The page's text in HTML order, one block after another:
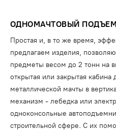
ОДНОМАЧТОВЫЙ
Простая и, в то же время,
предлагаем изделия,
предметы весом до 2 тонн на
открытая или закрытая
металлической мачты в
механизм - лебедка или
одноконсольные
строительной сфере. С их